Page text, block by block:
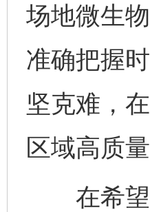
场地微生
准确把握
坚克难，
区域高质
在希望